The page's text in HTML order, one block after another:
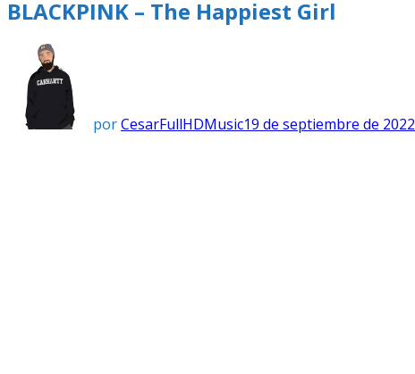
BLACKPINK – The Happiest Girl
porCesarFullHDMusic19 de septiembre de 2022